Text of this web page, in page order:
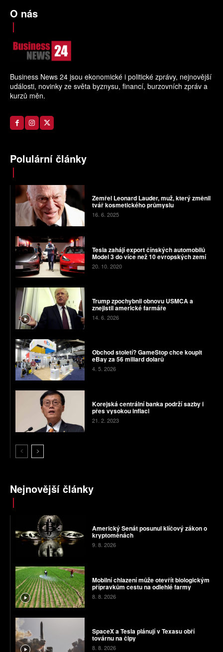
O nás
Business News 24 jsou ekonomické i politické zprávy, nejnovější
události, novinky ze světa byznysu, financí, burzovních zpráv a
kurzů měn.
Polulární články
Zemřel Leonard Lauder, muž, který změnil
tvář kosmetického průmyslu
16. 6. 2025
Tesla zahájí export čínských automobilů
Model 3 do více než 10 evropských zemí
20. 10. 2020
Trump zpochybnil obnovu USMCA a
znejistil americké farmáře
14. 6. 2026
Obchod století? GameStop chce koupit
eBay za 56 miliard dolarů
4. 5. 2026
Korejská centrální banka podrží sazby i
přes vysokou inflaci
21. 2. 2023
Nejnovější články
Americký Senát posunul klíčový zákon o
kryptoměnách
9. 8. 2026
Mobilní chlazení může otevřít biologickým
přípravkům cestu na odlehlé farmy
8. 8. 2026
SpaceX a Tesla plánují v Texasu obří
továrnu na čipy
8. 8. 2026